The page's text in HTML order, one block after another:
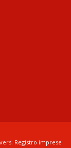
Registro imprese